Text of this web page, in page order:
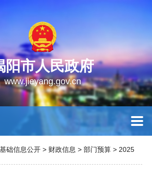
阳市人民政府
www.jieyang.gov.cn
基础信息公开 > 财政信息 > 部门预算 > 2025